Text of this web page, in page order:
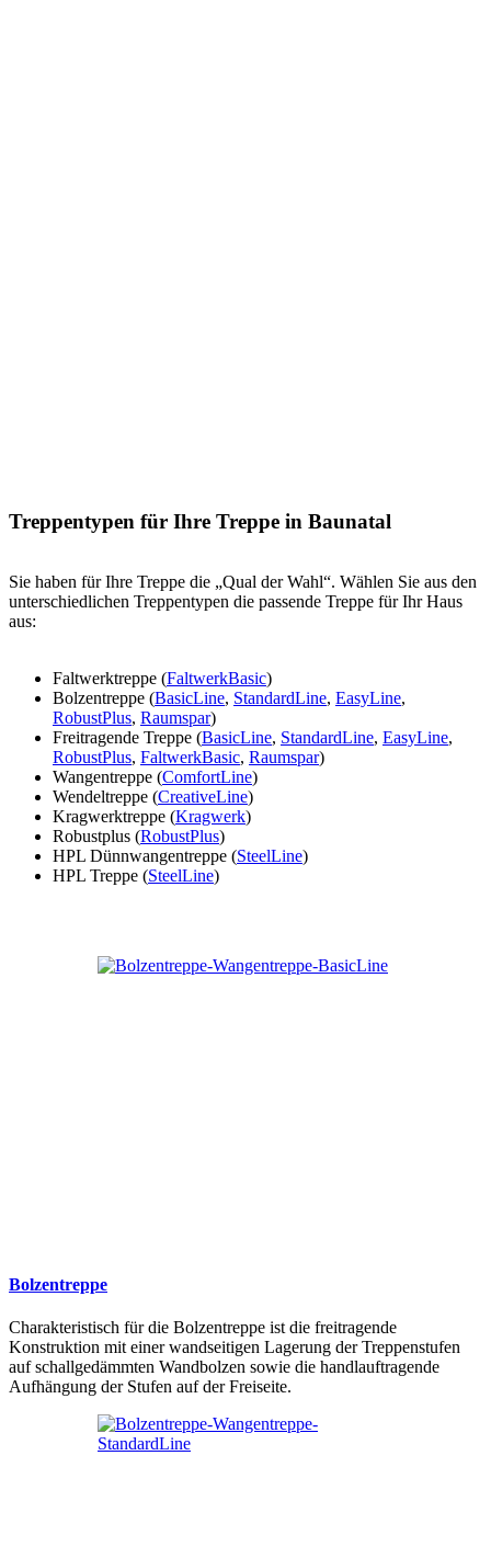
Treppentypen für Ihre Treppe in Baunatal
Sie haben für Ihre Treppe die „Qual der Wahl“. Wählen Sie aus den
unterschiedlichen Treppentypen die passende Treppe für Ihr Haus
aus:
Faltwerktreppe (FaltwerkBasic)
Bolzentreppe (BasicLine, StandardLine, EasyLine,
RobustPlus, Raumspar)
Freitragende Treppe (BasicLine, StandardLine, EasyLine,
RobustPlus, FaltwerkBasic, Raumspar)
Wangentreppe (ComfortLine)
Wendeltreppe (CreativeLine)
Kragwerktreppe (Kragwerk)
Robustplus (RobustPlus)
HPL Dünnwangentreppe (SteelLine)
HPL Treppe (SteelLine)
Bolzentreppe
Charakteristisch für die Bolzentreppe ist die freitragende
Konstruktion mit einer wandseitigen Lagerung der Treppenstufen
auf schallgedämmten Wandbolzen sowie die handlauftragende
Aufhängung der Stufen auf der Freiseite.